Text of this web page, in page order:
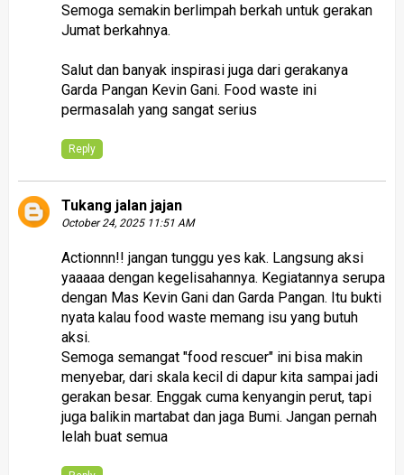
Semoga semakin berlimpah berkah untuk gerakan
Jumat berkahnya.
Salut dan banyak inspirasi juga dari gerakanya
Garda Pangan Kevin Gani. Food waste ini
permasalah yang sangat serius
Reply
Tukang jalan jajan
October 24, 2025 11:51 AM
Actionnn!! jangan tunggu yes kak. Langsung aksi
yaaaaa dengan kegelisahannya. Kegiatannya serupa
dengan Mas Kevin Gani dan Garda Pangan. Itu bukti
nyata kalau food waste memang isu yang butuh
aksi.
Semoga semangat "food rescuer" ini bisa makin
menyebar, dari skala kecil di dapur kita sampai jadi
gerakan besar. Enggak cuma kenyangin perut, tapi
juga balikin martabat dan jaga Bumi. Jangan pernah
lelah buat semua